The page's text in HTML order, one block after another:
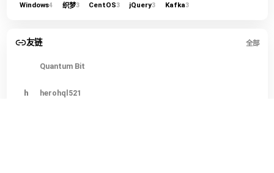
Windows4 织梦3 CentOS3 jQuery3 Kafka3
友链 全部
Quantum Bit
h herohql521